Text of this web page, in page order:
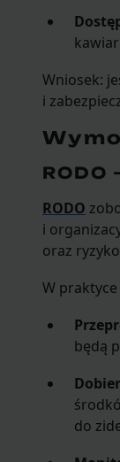
Wniosek:
i
RODO
RODO
i
oraz
W
będą
do